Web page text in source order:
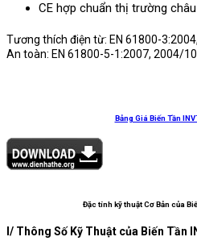
CE hợp chuẩn thị trường
Tương thích điện từ: EN 61800-
An toàn: EN 61800-5-1:2007, 2004/
Bảng Giá Biến Tần
Đặc tính kỹ thuật Cơ Bản của
I/ Thông Số Kỹ Thuật của Biến Tần